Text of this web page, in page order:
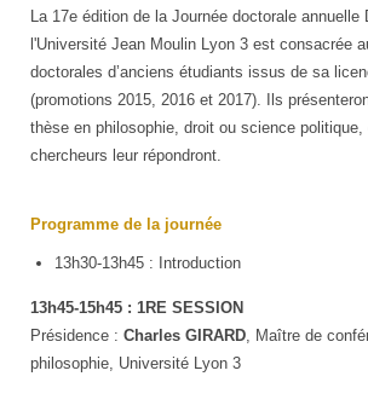
La 17e édition de la Journée doctorale annuelle
l'Université Jean Moulin Lyon 3 est consacrée
doctorales d’anciens étudiants issus de sa
(promotions 2015, 2016 et 2017). Ils
thèse en philosophie, droit ou science
chercheurs leur répondront.
Programme de la journée
13h30-13h45 : Introduction
13h45-15h45 : 1RE SESSION
Présidence : Charles GIRARD , Maître de
philosophie, Université Lyon 3